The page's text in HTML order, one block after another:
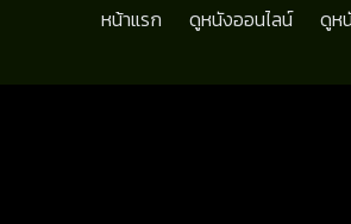
หน้าแรก ดูหนังออนไลน์ ดูห